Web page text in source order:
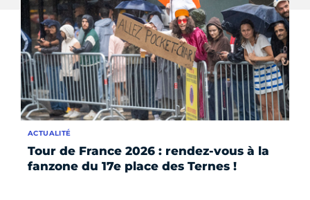
Tour de France 2026 : rendez-vous à la
fanzone du 17e place des Ternes !
ACTUALITÉ